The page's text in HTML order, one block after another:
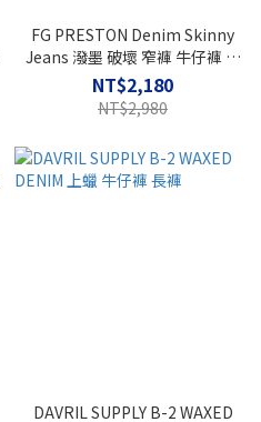
FG PRESTON Denim Skinny
Jeans 潑墨 破壞 窄褲 牛仔褲 長
褲 LU-4
NT$2,180
NT$2,980
DAVRIL SUPPLY B-2 WAXED